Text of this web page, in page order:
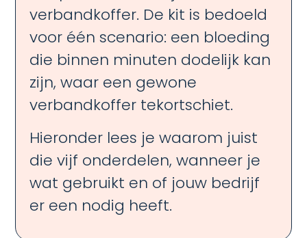
verbandkoffer. De kit is bedoeld
voor één scenario: een bloeding
die binnen minuten dodelijk kan
zijn, waar een gewone
verbandkoffer tekortschiet.
Hieronder lees je waarom juist
die vijf onderdelen, wanneer je
wat gebruikt en of jouw bedrijf
er een nodig heeft.